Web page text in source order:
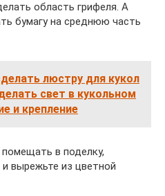
область грифеля. А
бумагу на среднюю часть
люстру для кукол
свет в кукольном
и крепление
в поделку,
вырежьте из цветной